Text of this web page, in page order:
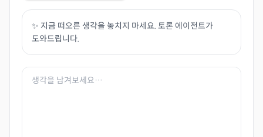
✨ 지금 떠오른 생각을 놓치지 마세요. 토론 에이전트가
도와드립니다.